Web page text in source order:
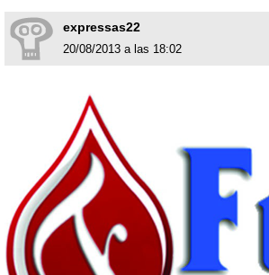
expressas22
20/08/2013 a las 18:02